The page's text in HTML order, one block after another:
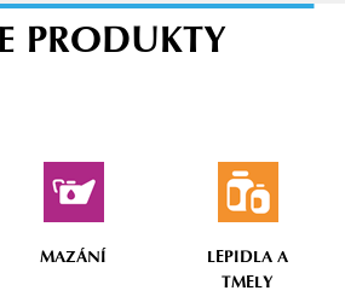
PRODUKTY
MAZÁNÍ
LEPIDLA A
TMELY